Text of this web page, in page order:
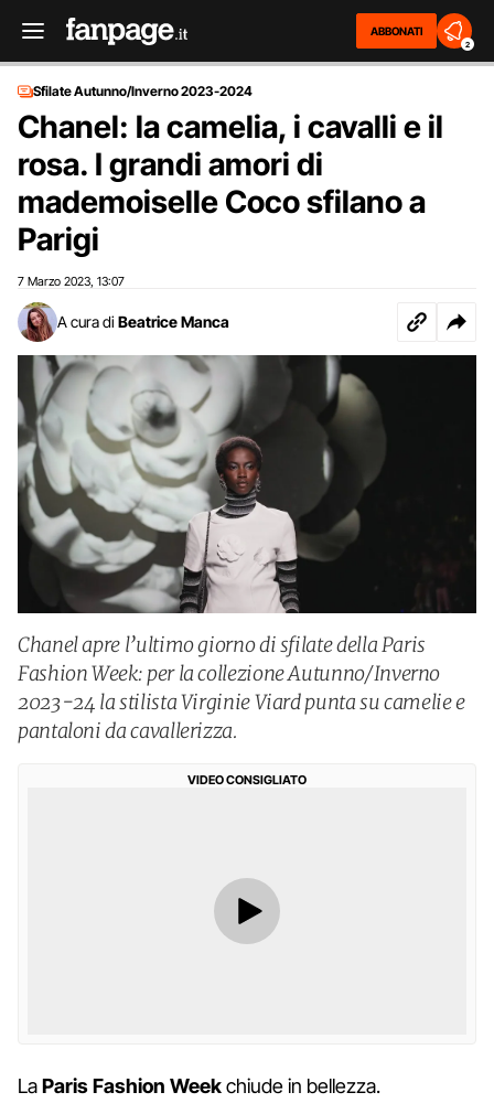
ABBONATI
2
Sfilate Autunno/Inverno 2023-2024
Chanel: la camelia, i cavalli e il
rosa. I grandi amori di
mademoiselle Coco sfilano a
Parigi
7 Marzo 2023 13:07
A cura di Beatrice Manca
Chanel apre l’ultimo giorno di sfilate della Paris
Fashion Week: per la collezione Autunno/Inverno
2023-24 la stilista Virginie Viard punta su camelie e
pantaloni da cavallerizza.
VIDEO CONSIGLIATO
LaParis Fashion Weekchiude in bellezza.